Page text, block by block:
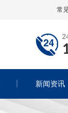
常
新闻资讯